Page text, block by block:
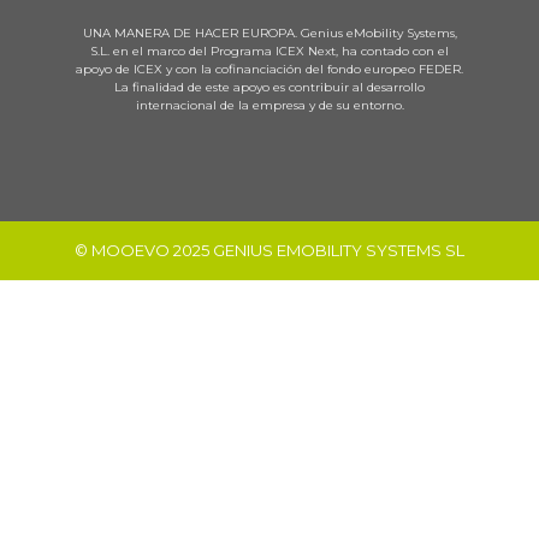
UNA MANERA DE HACER EUROPA. Genius eMobility Systems,
S.L. en el marco del Programa ICEX Next, ha contado con el
apoyo de ICEX y con la cofinanciación del fondo europeo FEDER.
La finalidad de este apoyo es contribuir al desarrollo
internacional de la empresa y de su entorno.
© MOOEVO 2025 GENIUS EMOBILITY SYSTEMS SL